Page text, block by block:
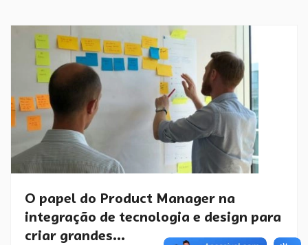
O papel do Product Manager na
integração de tecnologia e design para
criar grandes...